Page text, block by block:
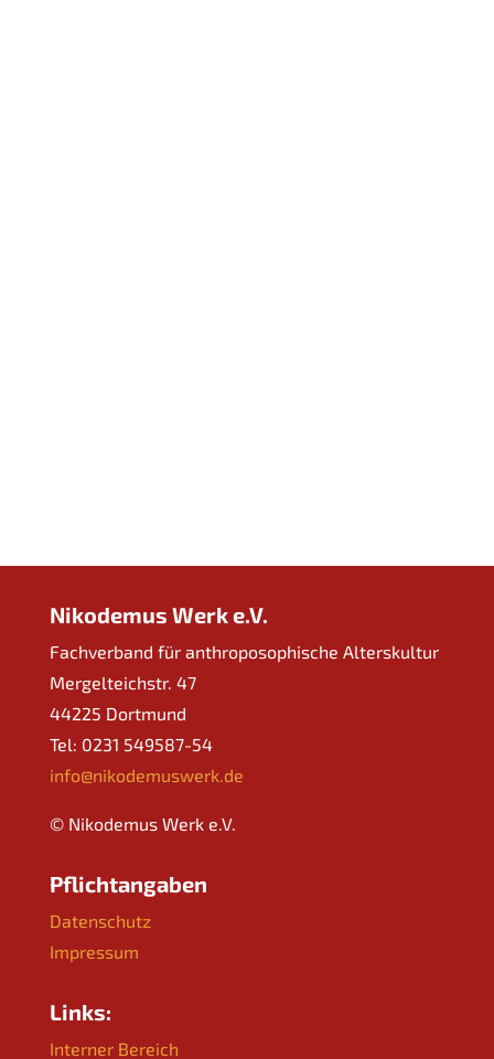
Nikodemus Werk e.V.
Fachverband für anthroposophische Alterskultur
Mergelteichstr. 47
44225 Dortmund
Tel: 0231 549587-54
info@nikodemuswerk.de
© Nikodemus Werk e.V.
Pflichtangaben
Datenschutz
Impressum
Links:
Interner Bereich